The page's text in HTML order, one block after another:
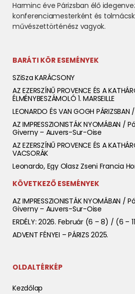
Harminc éve Párizsban élő
konferenciamesterként és
művészettörténész vagyok.
BARÁTI KÖR ESEMÉNYEK
SZiSza KARÁCSONY
AZ EZERSZÍNŰ PROVENCE ÉS A
ÉLMÉNYBESZÁMOLÓ 1. MARSEILLE
LEONARDO ÉS VAN GOGH
AZ IMPRESSZIONISTÁK NYOMÁBAN /
Giverny – Auvers-Sur-Oise
AZ EZERSZÍNŰ PROVENCE ÉS A
VACSORÁK
Leonardo, Egy Olasz Zseni Francia
KÖVETKEZŐ ESEMÉNYEK
AZ IMPRESSZIONISTÁK NYOMÁBAN /
Giverny – Auvers-Sur-Oise
ERDÉLY: 2026. Február (6 – 8) / (6 –
ADVENT FÉNYEI – PÁRIZS 2025.
OLDALTÉRKÉP
Kezdőlap